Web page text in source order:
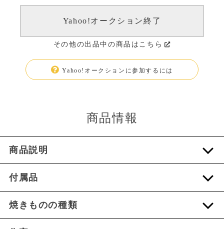
Yahoo!オークション終了
その他の出品中の商品はこちら
Yahoo!オークションに参加するには
商品情報
商品説明
付属品
焼きものの種類